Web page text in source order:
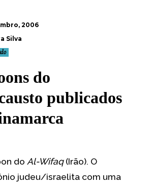
2006
Silva
do
publicados
do Al-Wifaq(Irão). O
judeu/israelita com uma